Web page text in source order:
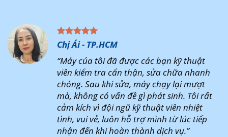
Chị Ái - TP.HCM
“Máy của tôi đã được các bạn kỹ thuật
viên kiểm tra cẩn thận, sửa chữa nhanh
chóng. Sau khi sửa, máy chạy lại mượt
mà, không có vấn đề gì phát sinh. Tôi rất
cảm kích vì đội ngũ kỹ thuật viên nhiệt
tình, vui vẻ, luôn hỗ trợ mình từ lúc tiếp
nhận đến khi hoàn thành dịch vụ.”